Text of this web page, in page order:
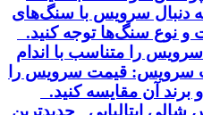
دنبال سرویس با سنگ‌های
و نوع سنگ‌ها توجه کنید.
را متناسب با اندام
سرویس: قیمت سرویس را
آن مقایسه کنید.
ایتالیایی جدیدترین